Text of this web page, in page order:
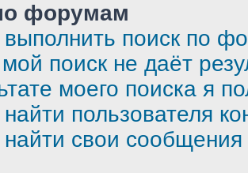
форумам
выполнить поиск по
поиск не даёт
моего поиска я
пользователя
найти свои